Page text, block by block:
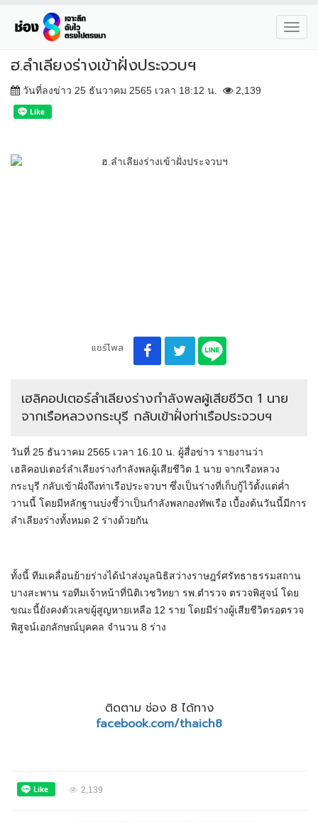
ฮ.ลำเลียงร่างเข้าฝั่งประจวบฯ
วันที่ลงข่าว 25 ธันวาคม 2565 เวลา 18:12 น. 2,139
แชร์โพส
เฮลิคอปเตอร์ลำเลียงร่างกำลังพลผู้เสียชีวิต 1 นาย
จากเรือหลวงกระบุรี กลับเข้าฝั่งท่าเรือประจวบฯ
วันที่ 25 ธันวาคม 2565 เวลา 16.10 น. ผู้สื่อข่าว รายงานว่า
เฮลิคอปเตอร์ลำเลียงร่างกำลังพลผู้เสียชีวิต 1 นาย จากเรือหลวง
กระบุรี กลับเข้าฝั่งถึงท่าเรือประจวบฯ ซึ่งเป็นร่างที่เก็บกู้ไว้ตั้งแต่ค่ำ
วานนี้ โดยมีหลักฐานบ่งชี้ว่าเป็นกำลังพลกองทัพเรือ เบื้องต้นวันนี้มีการ
ลำเลียงร่างทั้งหมด 2 ร่างด้วยกัน
ทั้งนี้ ทีมเคลื่อนย้ายร่างได้นำส่งมูลนิธิสว่างราษฎร์ศรัทธาธรรมสถาน
บางสะพาน รอทีมเจ้าหน้าที่นิติเวชวิทยา รพ.ตำรวจ ตรวจพิสูจน์ โดย
ขณะนี้ยังคงตัวเลขผู้สูญหายเหลือ 12 ราย โดยมีร่างผู้เสียชีวิตรอตรวจ
พิสูจน์เอกลักษณ์บุคคล จำนวน 8 ร่าง
ติดตาม ช่อง 8 ได้ทาง
facebook.com/thaich8
2,139